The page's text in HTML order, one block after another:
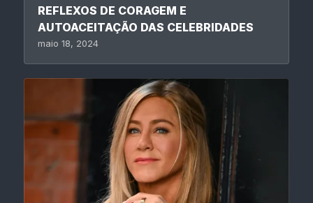
REFLEXOS DE CORAGEM E
AUTOACEITAÇÃO DAS CELEBRIDADES
maio 18, 2024